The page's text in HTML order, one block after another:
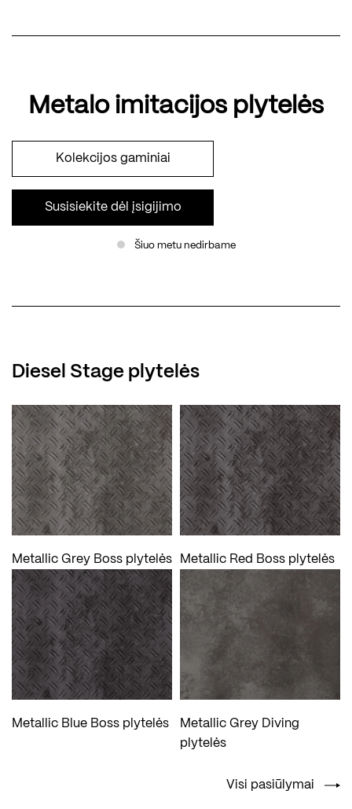
Metalo imitacijos plytelės
Kolekcijos gaminiai
Susisiekite dėl įsigijimo
Šiuo metu nedirbame
Diesel Stage plytelės
Metallic Grey Boss plytelės Metallic Red Boss plytelės
Metallic Blue Boss plytelės
Metallic Grey Diving
plytelės
Visi pasiūlymai